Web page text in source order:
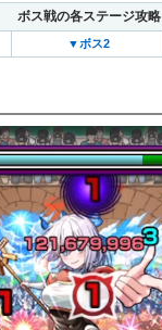
ボス戦の各ステージ攻略
▼ボス2